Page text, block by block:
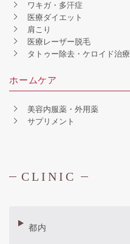
ワキガ・多汗症
医療ダイエット
肩こり
医療レーザー脱毛
タトゥー除去・ケロイド治療
ホームケア
美容内服薬・外用薬
サプリメント
CLINIC
都内